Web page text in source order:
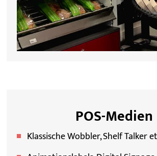
POS-Medien
Klassische Wobbler, Shelf Talker